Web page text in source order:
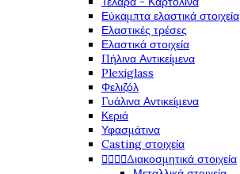
Εύκαμπτα ελαστικά στοιχεία
Ελαστικές τρέσες
Ελαστικά στοιχεία
Πήλινα Αντικείμενα
Plexiglass
Φελιζόλ
Γυάλινα Αντικείμενα
Κεριά
Υφασμάτινα
Casting στοιχεία
Διακοσμητικά στοιχεία